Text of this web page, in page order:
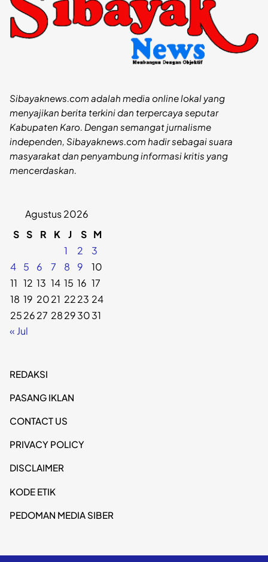
Sibayaknews.com adalah media online lokal yang
menyajikan berita terkini dan terpercaya seputar
Kabupaten Karo. Dengan semangat jurnalisme
independen, Sibayaknews.com hadir sebagai suara
masyarakat dan penyambung informasi kritis yang
mencerdaskan.
Agustus 2026
S S R K J S M
1
2
3
4
5 6 7 8 9
10
11 12 13 14 15 16 17
18 19 2021 2223 24
252627 28293031
« Jul
REDAKSI
PASANG IKLAN
CONTACT US
PRIVACY POLICY
DISCLAIMER
KODE ETIK
PEDOMAN MEDIA SIBER